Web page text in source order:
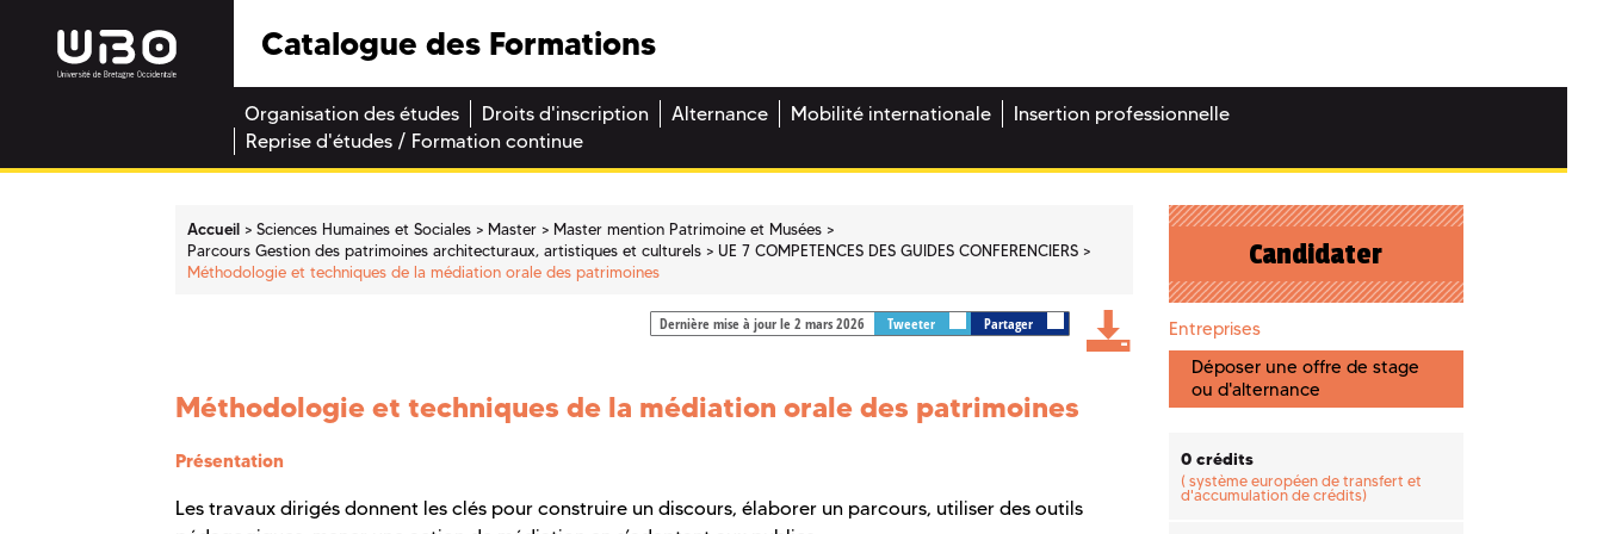
Catalogue des Formations
Organisation des études Droits d'inscription Alternance Mobilité internationale
Insertion professionnelle
Reprise d'études / Formation continue
Accueil Sciences Humaines et Sociales Master
Master mention Patrimoine et Musées
Parcours Gestion des patrimoines architecturaux, artistiques et culturels
UE 7 COMPETENCES DES GUIDES CONFERENCIERS
Méthodologie et techniques de la médiation orale des patrimoines
Dernière mise à jour le 2 mars 2026 Tweeter Partager
Méthodologie et techniques de la médiation orale des patrimoines
Présentation
Les travaux dirigés donnent les clés pour construire un discours, élaborer un parcours, utiliser des outils
Candidater
Entreprises
Déposer une offre de stage
ou d'alternance
0 crédits
( système européen de transfert et
d'accumulation de crédits)